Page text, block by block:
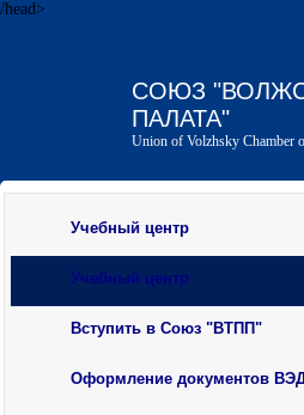
/head>
СОЮЗ
ПАЛАТА"
Union of Volzhsky Chamber
Учебный центр
Учебный центр
Вступить в Союз "ВТПП"
Оформление документов